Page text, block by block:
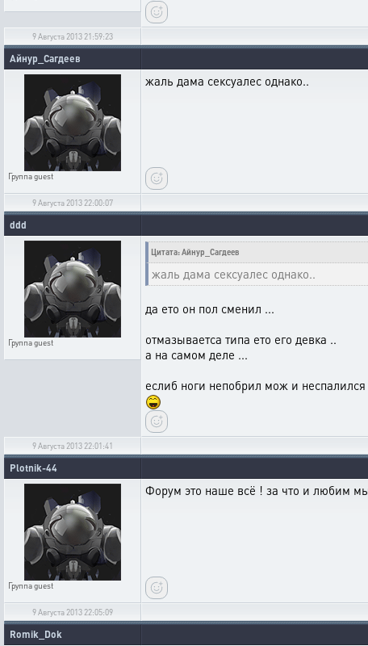
9 Августа 2013 21:59:23
Айнур_Сагдеев
Группаguest
жаль дама сексуалес однако..
9 Августа 2013 22:00:07
ddd
Группаguest
Цитата: Айнур_Сагдеев
жаль дама сексуалес однако..
да ето он пол сменил ...
отмазываетса типа ето его девка ..
а на самом деле ...
еслиб ноги непобрил мож и
9 Августа 2013 22:01:41
Plotnik-44
Группаguest
Форум это наше всё ! за что и любим
9 Августа 2013 22:05:09
Romik_Dok